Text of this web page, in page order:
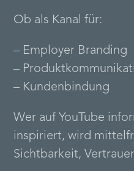
Ob als Kanal für:
– Employer Branding
–
– Kundenbindung
Wer auf YouTube
inspiriert, wird
Sichtbarkeit,